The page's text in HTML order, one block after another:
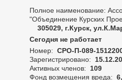
Полное наименование:
"Объединение Курских
305029, г.Курск,
Сегодня не работает
Номер: СРО-П-089-
Зарегистрировано:
Активных членов:
109
Фонд возмещения вреда: